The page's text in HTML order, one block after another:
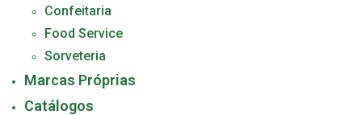
Confeitaria
Food Service
Sorveteria
Marcas Próprias
Catálogos